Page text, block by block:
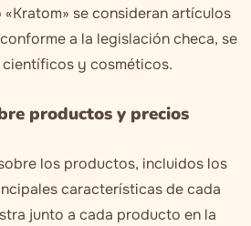
se consideran artículos
a la legislación checa, se
y cosméticos.
productos y precios
los productos, incluidos los
características de cada
junto a cada producto en la